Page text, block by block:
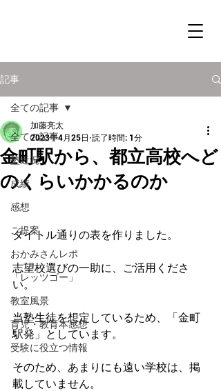
記事
全ての記事
塾近況
成績
感想
ご提案
おかみさんレポ
「レッツゴー」
教室風景
育児・教育本感想
受験に役立つ情報
全ての記事
金町駅から、都立高校へど
のくらいかかるのか
加藤亮太
2023年4月25日 読了時間: 1分
タイトル通りの表を作りました。
志望校選びの一助に、ご活用くださ
い。
当塾生徒を想定しているため、「金町
駅発」としています。
そのため、あまりにも遠い学校は、掲
載していません。